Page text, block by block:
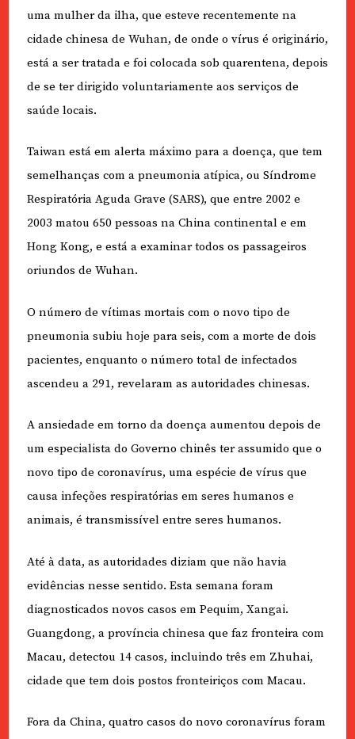
uma mulher da ilha, que esteve recentemente na
cidade chinesa de Wuhan, de onde o vírus é originário,
está a ser tratada e foi colocada sob quarentena, depois
de se ter dirigido voluntariamente aos serviços de
saúde locais.
Taiwan está em alerta máximo para a doença, que tem
semelhanças com a pneumonia atípica, ou Síndrome
Respiratória Aguda Grave (SARS), que entre 2002 e
2003 matou 650 pessoas na China continental e em
Hong Kong, e está a examinar todos os passageiros
oriundos de Wuhan.
O número de vítimas mortais com o novo tipo de
pneumonia subiu hoje para seis, com a morte de dois
pacientes, enquanto o número total de infectados
ascendeu a 291, revelaram as autoridades chinesas.
A ansiedade em torno da doença aumentou depois de
um especialista do Governo chinês ter assumido que o
novo tipo de coronavírus, uma espécie de vírus que
causa infeções respiratórias em seres humanos e
animais, é transmissível entre seres humanos.
Até à data, as autoridades diziam que não havia
evidências nesse sentido. Esta semana foram
diagnosticados novos casos em Pequim, Xangai.
Guangdong, a província chinesa que faz fronteira com
Macau, detectou 14 casos, incluindo três em Zhuhai,
cidade que tem dois postos fronteiriços com Macau.
Fora da China, quatro casos do novo coronavírus foram